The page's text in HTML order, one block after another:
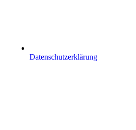
Datenschutzerklärung